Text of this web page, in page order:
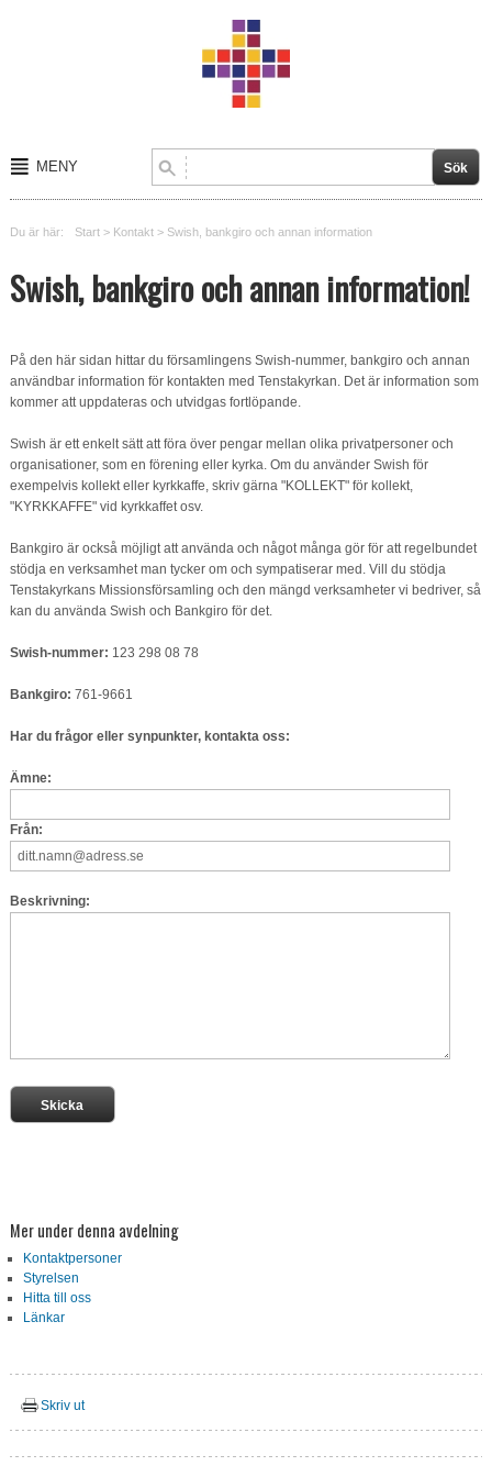
MENY
Kontakt
Verksamheter
Du är här: Start> Kontakt> Swish, bankgiro och annan information
Swish, bankgiro och annan information!
På den här sidan hittar du församlingens Swish-nummer, bankgiro och annan
användbar information för kontakten med Tenstakyrkan. Det är information som
kommer att uppdateras och utvidgas fortlöpande.
Swish är ett enkelt sätt att föra över pengar mellan olika privatpersoner och
organisationer, som en förening eller kyrka. Om du använder Swish för
exempelvis kollekt eller kyrkkaffe, skriv gärna "KOLLEKT" för kollekt,
"KYRKKAFFE" vid kyrkkaffet osv.
Bankgiro är också möjligt att använda och något många gör för att regelbundet
stödja en verksamhet man tycker om och sympatiserar med. Vill du stödja
Tenstakyrkans Missionsförsamling och den mängd verksamheter vi bedriver, så
kan du använda Swish och Bankgiro för det.
Swish-nummer: 123 298 08 78
Bankgiro: 761-9661
Har du frågor eller synpunkter, kontakta oss:
Ämne:
Från:
Beskrivning:
Mer under denna avdelning
Kontaktpersoner
Styrelsen
Hitta till oss
Länkar
Skriv ut